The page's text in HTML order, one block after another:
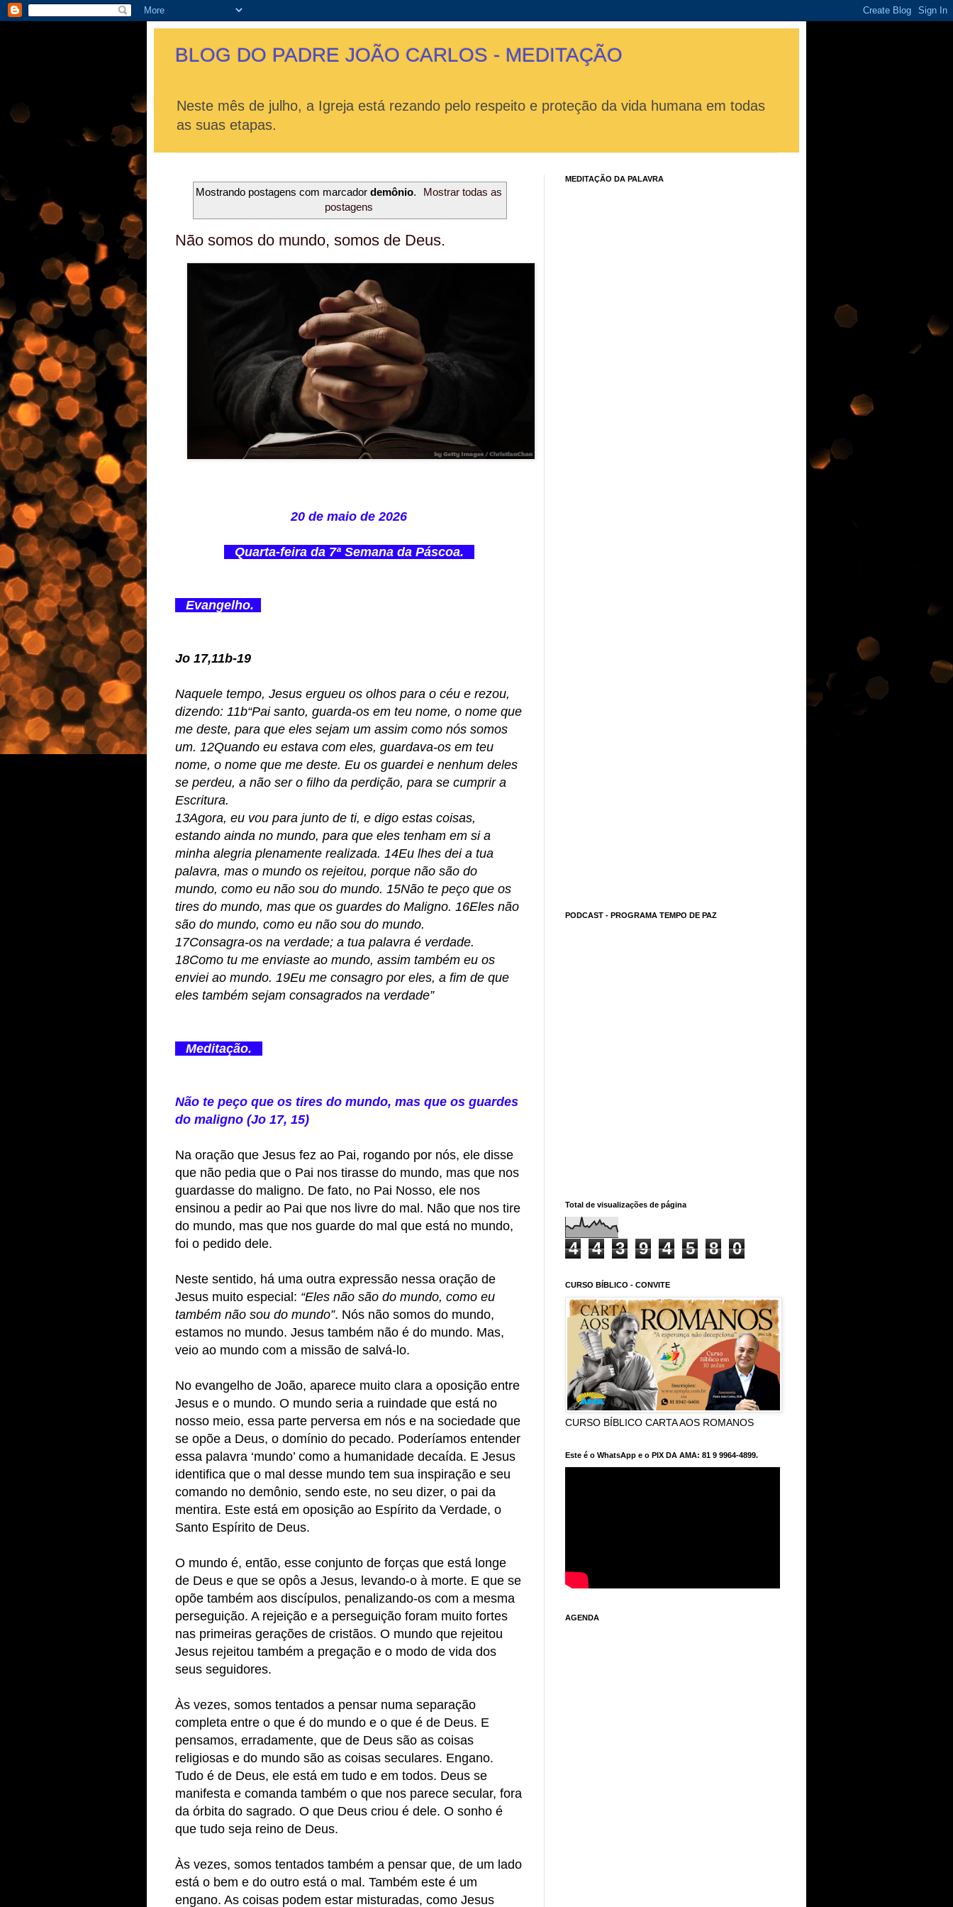
BLOG DO PADRE JOÃO CARLOS - MEDITAÇÃO
Neste mês de julho, a Igreja está rezando pelo respeito e proteção da vida humana em todas
as suas etapas.
Mostrando postagens com marcador demônio.
Mostrar todas as
postagens
Não somos do mundo, somos de Deus.
20 de maio de 2026
Quarta-feira da 7ª Semana da Páscoa.
Evangelho.
Jo 17,11b-19
Naquele tempo, Jesus ergueu os olhos para o céu e rezou,
dizendo: 11b“Pai santo, guarda-os em teu nome, o nome que
me deste, para que eles sejam um assim como nós somos
um. 12Quando eu estava com eles, guardava-os em teu
nome, o nome que me deste. Eu os guardei e nenhum deles
se perdeu, a não ser o filho da perdição, para se cumprir a
Escritura.
13Agora, eu vou para junto de ti, e digo estas coisas,
estando ainda no mundo, para que eles tenham em si a
minha alegria plenamente realizada. 14Eu lhes dei a tua
palavra, mas o mundo os rejeitou, porque não são do
mundo, como eu não sou do mundo. 15Não te peço que os
tires do mundo, mas que os guardes do Maligno. 16Eles não
são do mundo, como eu não sou do mundo.
17Consagra-os na verdade; a tua palavra é verdade.
18Como tu me enviaste ao mundo, assim também eu os
enviei ao mundo. 19Eu me consagro por eles, a fim de que
eles também sejam consagrados na verdade”
Meditação.
Não te peço que os tires do mundo, mas que os guardes
do maligno (Jo 17, 15)
Na oração que Jesus fez ao Pai, rogando por nós, ele disse
que não pedia que o Pai nos tirasse do mundo, mas que nos
guardasse do maligno. De fato, no Pai Nosso, ele nos
ensinou a pedir ao Pai que nos livre do mal. Não que nos tire
do mundo, mas que nos guarde do mal que está no mundo,
foi o pedido dele.
Neste sentido, há uma outra expressão nessa oração de
Jesus muito especial: “Eles não são do mundo, como eu
também não sou do mundo”. Nós não somos do mundo,
estamos no mundo. Jesus também não é do mundo. Mas,
veio ao mundo com a missão de salvá-lo.
No evangelho de João, aparece muito clara a oposição entre
Jesus e o mundo. O mundo seria a ruindade que está no
nosso meio, essa parte perversa em nós e na sociedade que
se opõe a Deus, o domínio do pecado. Poderíamos entender
essa palavra ‘mundo’ como a humanidade decaída. E Jesus
identifica que o mal desse mundo tem sua inspiração e seu
comando no demônio, sendo este, no seu dizer, o pai da
mentira. Este está em oposição ao Espírito da Verdade, o
Santo Espírito de Deus.
O mundo é, então, esse conjunto de forças que está longe
de Deus e que se opôs a Jesus, levando-o à morte. E que se
opõe também aos discípulos, penalizando-os com a mesma
perseguição. A rejeição e a perseguição foram muito fortes
nas primeiras gerações de cristãos. O mundo que rejeitou
Jesus rejeitou também a pregação e o modo de vida dos
seus seguidores.
Às vezes, somos tentados a pensar numa separação
completa entre o que é do mundo e o que é de Deus. E
pensamos, erradamente, que de Deus são as coisas
religiosas e do mundo são as coisas seculares. Engano.
Tudo é de Deus, ele está em tudo e em todos. Deus se
manifesta e comanda também o que nos parece secular, fora
da órbita do sagrado. O que Deus criou é dele. O sonho é
que tudo seja reino de Deus.
Às vezes, somos tentados também a pensar que, de um lado
está o bem e do outro está o mal. Também este é um
engano. As coisas podem estar misturadas, como Jesus
MEDITAÇÃO DA PALAVRA
PODCAST - PROGRAMA TEMPO DE PAZ
Total de visualizações de página
4 4 3 9 4 5 8 0
CURSO BÍBLICO - CONVITE
CURSO BÍBLICO CARTA AOS ROMANOS
Este é o WhatsApp e o PIX DA AMA: 81 9 9964-4899.
AGENDA